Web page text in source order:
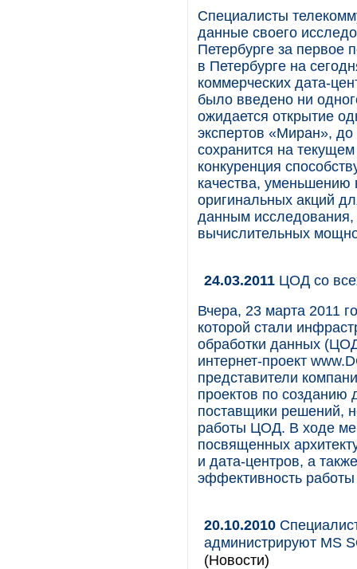
Специалисты
данные своего
Петербурге за первое
в Петербурге на
коммерческих дата-
было введено ни
ожидается открытие
экспертов «Миран», до
сохранится на
конкуренция
качества, уменьшению
оригинальных акций
данным исследования,
вычислительных
24.03.2011 ЦОД со
Вчера, 23 марта 2011
которой стали
обработки данных
интернет-проект
представители
проектов по созданию
поставщики решений,
работы ЦОД. В ходе
посвященных
и дата-центров, а
эффективность
20.10.2010
администрируют MS
(Новости)